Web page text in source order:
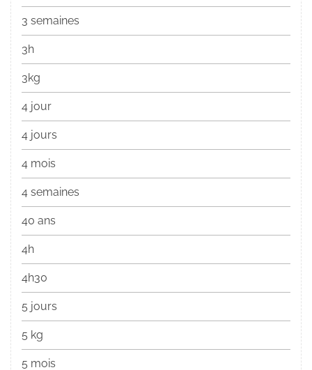
3 semaines
3h
3kg
4 jour
4 jours
4 mois
4 semaines
40 ans
4h
4h30
5 jours
5 kg
5 mois